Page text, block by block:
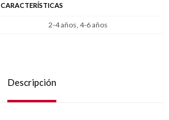
CARACTERÍSTICAS
2-4 años, 4-6 años
Descripción